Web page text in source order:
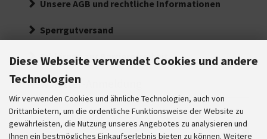
Unsere AGB und rechtliche Informationen
Sperrgutversand
Erklärung zur Barrierefreiheit
Newsletter-Anmeldung
E-Mail-Adresse:
Ihre
Diese Webseite verwendet Cookies und andere
Technologien
Wir verwenden Cookies und ähnliche Technologien, auch von
Drittanbietern, um die ordentliche Funktionsweise der Website zu
gewährleisten, die Nutzung unseres Angebotes zu analysieren und
Ihnen ein bestmögliches Einkaufserlebnis bieten zu können. Weitere